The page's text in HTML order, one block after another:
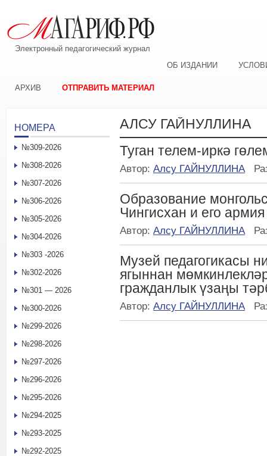
Электронный педагогический журнал
ОБ ИЗДАНИИ
АРХИВ ОТПРАВИТЬ МАТЕРИАЛ
АЛСУ ГАЙНУЛЛИНА
Туган телем-иркә
Автор: Алсу ГАЙНУЛЛИНА
Образование
Чингисхан и его армия
Автор: Алсу ГАЙНУЛЛИНА
Музей педагогикасы
ягыннан
гражданлык үзаңы
Автор: Алсу ГАЙНУЛЛИНА
НОМЕРА
№309-2026
№308-2026
№307-2026
№306-2026
№305-2026
№304-2026
№303 -2026
№302-2026
№301 — 2026
№300-2026
№299-2026
№298-2026
№297-2026
№296-2026
№295-2026
№294-2025
№293-2025
№292-2025